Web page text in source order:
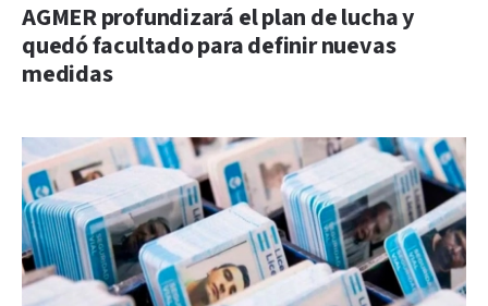
AGMER profundizará el plan de lucha y
quedó facultado para definir nuevas
medidas